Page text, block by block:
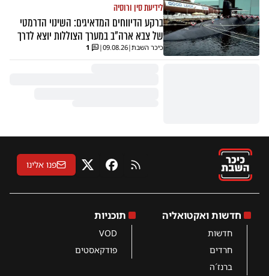
לידיעת סין ורוסיה
ברקע הדיווחים המדאיגים: השינוי הדרמטי
של צבא ארה"ב במערך הצוללות יוצא לדרך
כיכר השבת|
09.08.26
|
1
RSS פייסבוקX פנו אלינו
חדשות ואקטואליה
חדשות
חרדים
ברנז´ה
תוכניות
VOD
פודקאסטים